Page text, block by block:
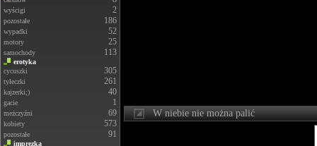
wyścigi 2
pozostałe 186
wypadki 52
motory 25
samochody 113
erotyka
cycuszki
305
tyłeczki 261
kajzerki;) 40
gacie 1
meżczyźni 69
kobiety 573
pozostałe 91
imprezka
W niebie nie można palić